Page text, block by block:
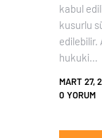
kabul
kusurlu
edilebilir.
hukuki…
MART 27,
0 YORUM